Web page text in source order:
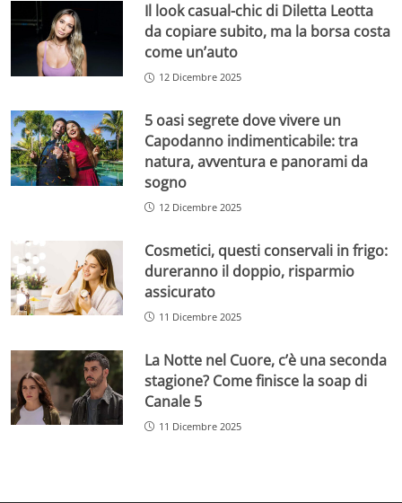
Il look casual-chic di Diletta Leotta
da copiare subito, ma la borsa costa
come un’auto
12 Dicembre 2025
5 oasi segrete dove vivere un
Capodanno indimenticabile: tra
natura, avventura e panorami da
sogno
12 Dicembre 2025
Cosmetici, questi conservali in frigo:
dureranno il doppio, risparmio
assicurato
11 Dicembre 2025
La Notte nel Cuore, c’è una seconda
stagione? Come finisce la soap di
Canale 5
11 Dicembre 2025